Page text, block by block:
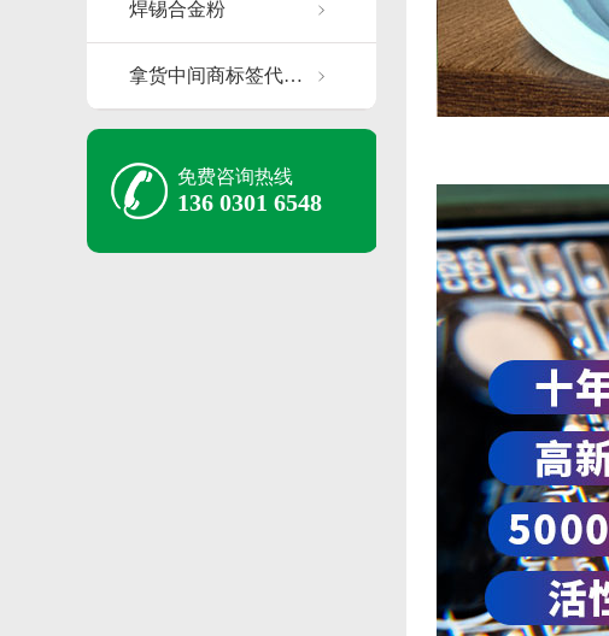
焊锡合金粉
拿货中间商标签代…
免费咨询热线
136 0301 6548